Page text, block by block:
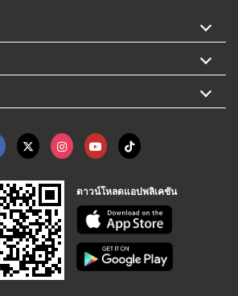
ดาวน์โหลดแอปพลิเคชัน